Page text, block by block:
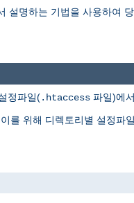
명하는 기법을 사용하여
정파일(.htaccess 파일)에
를 위해 디렉토리별 설정파